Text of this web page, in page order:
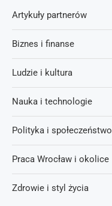
Artykuły partnerów
Biznes i finanse
Ludzie i kultura
Nauka i technologie
Polityka i społeczeństwo
Praca Wrocław i okolice
Zdrowie i styl życia